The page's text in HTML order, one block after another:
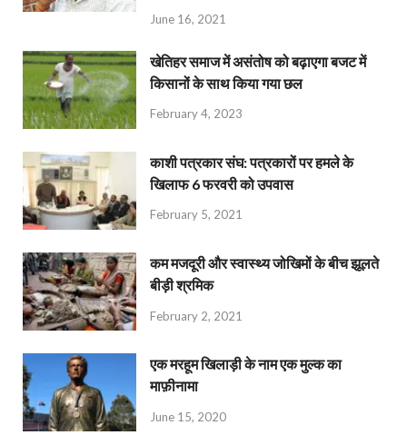
June 16, 2021
खेतिहर समाज में असंतोष को बढ़ाएगा बजट में
किसानों के साथ किया गया छल
February 4, 2023
काशी पत्रकार संघ: पत्रकारों पर हमले के
खिलाफ 6 फरवरी को उपवास
February 5, 2021
कम मजदूरी और स्वास्थ्य जोखिमों के बीच झूलते
बीड़ी श्रमिक
February 2, 2021
एक मरहूम खिलाड़ी के नाम एक मुल्क का
माफ़ीनामा
June 15, 2020